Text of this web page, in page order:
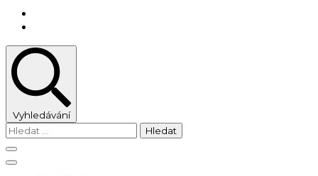
Vyhledávání
Vyhledávání